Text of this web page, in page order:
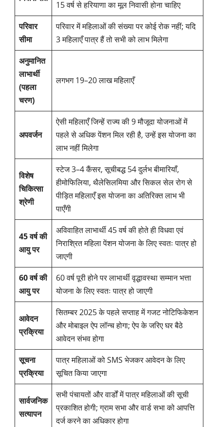
15 वर्ष से हरियाणा का मूल निवासी होना चाहिए
परिवार
सीमा
परिवार में महिलाओं की संख्या पर कोई रोक नहीं; यदि
3 महिलाएँ पात्र हैं तो सभी को लाभ मिलेगा
अनुमानित
लाभार्थी
(पहला
चरण)
लगभग 19–20 लाख महिलाएँ
अपवर्जन
ऐसी महिलाएँ जिन्हें राज्य की 9 मौजूदा योजनाओं में
पहले से अधिक पेंशन मिल रही है, उन्हें इस योजना का
लाभ नहीं मिलेगा
विशेष
चिकित्सा
श्रेणी
स्टेज 3–4 कैंसर, सूचीबद्ध 54 दुर्लभ बीमारियाँ,
हीमोफिलिया, थैलेसिलमिया और सिकल सेल रोग से
पीड़ित महिलाएँ इस योजना का अतिरिक्त लाभ भी
पाएँगी
45 वर्ष की
आयु पर
अविवाहित लाभार्थी 45 वर्ष की होते ही विधवा एवं
निराश्रित महिला पेंशन योजना के लिए स्वतः पात्र हो
जाएगी
60 वर्ष की
आयु पर
60 वर्ष पूरी होने पर लाभार्थी वृद्धावस्था सम्मान भत्ता
योजना के लिए स्वतः पात्र हो जाएगी
आवेदन
प्रक्रिया
सितम्बर 2025 के पहले सप्ताह में गजट नोटिफिकेशन
और मोबाइल ऐप लॉन्च होगा; ऐप के जरिए घर बैठे
आवेदन संभव होगा
सूचना
प्रक्रिया
पात्र महिलाओं को SMS भेजकर आवेदन के लिए
सूचित किया जाएगा
सार्वजनिक
सत्यापन
सभी पंचायतों और वार्डों में पात्र महिलाओं की सूची
प्रकाशित होगी; ग्राम सभा और वार्ड सभा को आपत्ति
दर्ज करने का अधिकार होगा